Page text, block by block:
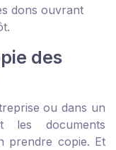
dons ouvrant
des
ou dans un
documents
prendre copie. Et